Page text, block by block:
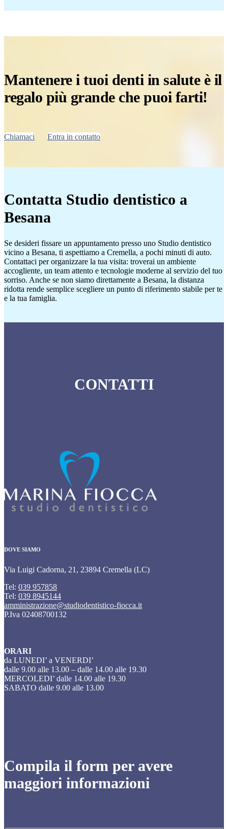
Mantenere i tuoi denti in salute è il
regalo più grande che puoi farti!
Chiamaci Entra in contatto
Contatta Studio dentistico a
Besana
Se desideri fissare un appuntamento presso uno Studio dentistico
vicino a Besana, ti aspettiamo a Cremella, a pochi minuti di auto.
Contattaci per organizzare la tua visita: troverai un ambiente
accogliente, un team attento e tecnologie moderne al servizio del tuo
sorriso. Anche se non siamo direttamente a Besana, la distanza
ridotta rende semplice scegliere un punto di riferimento stabile per te
e la tua famiglia.
CONTATTI
DOVE SIAMO
Via Luigi Cadorna, 21, 23894 Cremella (LC)
Tel: 039 957858
Tel: 039 8945144
amministrazione@studiodentistico-fiocca.it
P.Iva 02408700132
ORARI
da LUNEDI’ a VENERDI’
dalle 9.00 alle 13.00 – dalle 14.00 alle 19.30
MERCOLEDI’ dalle 14.00 alle 19.30
SABATO dalle 9.00 alle 13.00
Compila il form per avere
maggiori informazioni